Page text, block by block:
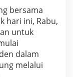
bersama
hari ini, Rabu,
untuk
dalam
melalui